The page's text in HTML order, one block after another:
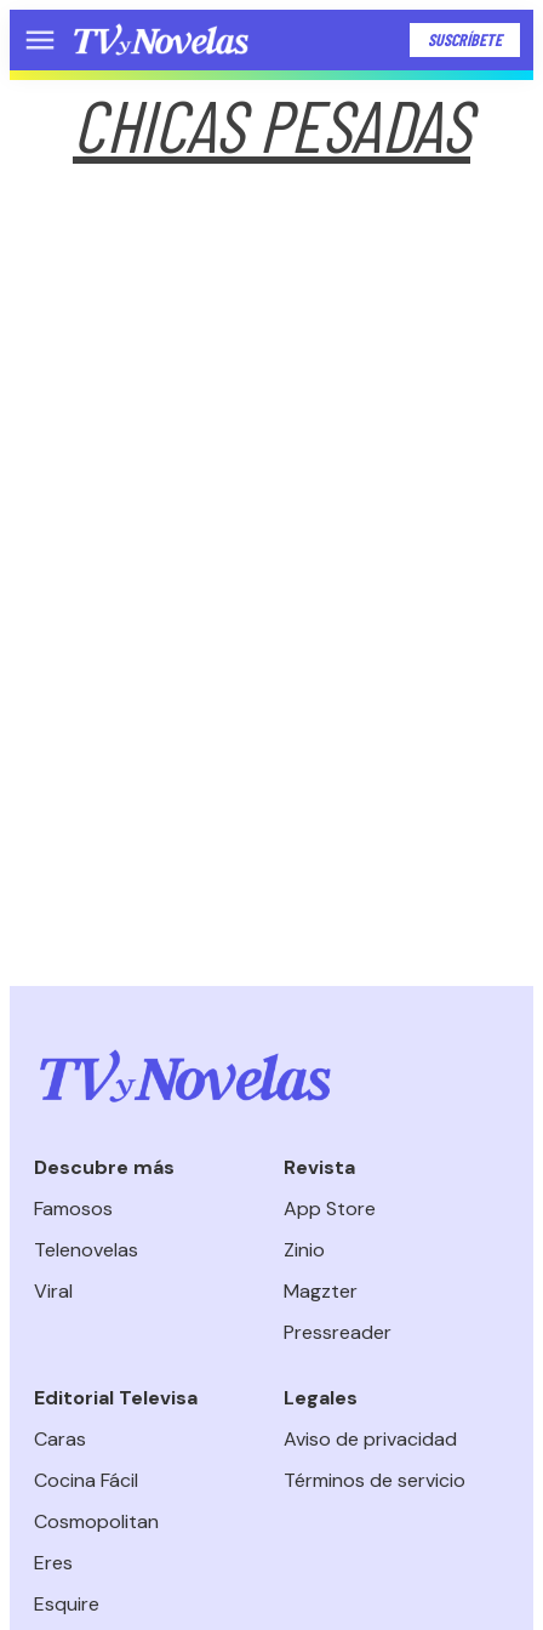
Menú SUSCRÍBETE
CHICAS PESADAS
Descubre más
Famosos
Telenovelas
Viral
Revista
App Store
Zinio
Magzter
Pressreader
Editorial Televisa
Caras
Cocina Fácil
Cosmopolitan
Eres
Esquire
Legales
Aviso de privacidad
Términos de servicio